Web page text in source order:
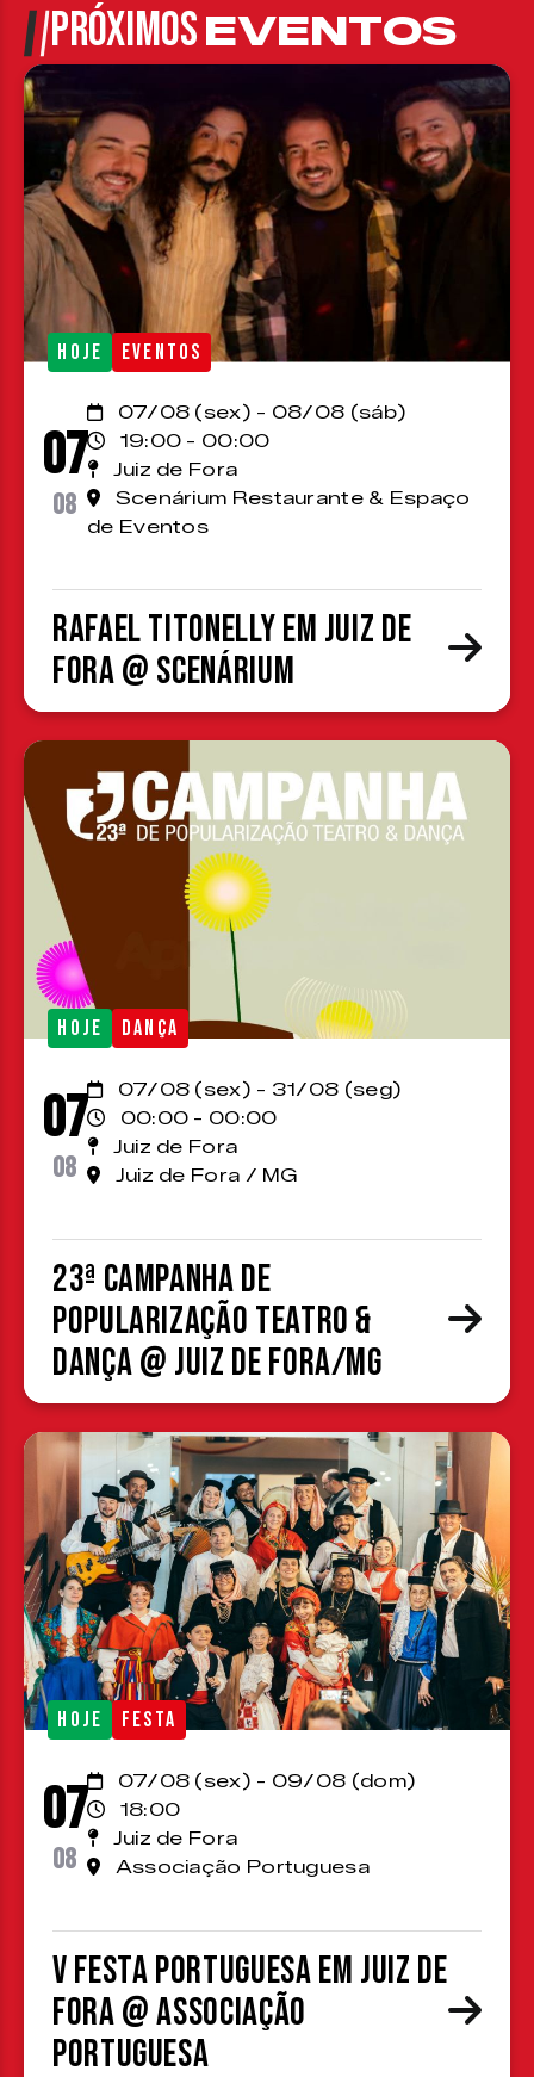
PRÓXIMOSEVENTOS
HOJE EVENTOS
07
08
07/08 (sex) - 08/08 (sáb)
19:00 - 00:00
Juiz de Fora
Scenárium Restaurante & Espaço
de Eventos
Rafael Titonelly em Juiz de
Fora @ Scenárium
HOJE DANÇA
07
08
07/08 (sex) - 31/08 (seg)
00:00 - 00:00
Juiz de Fora
Juiz de Fora / MG
23ª Campanha de
Popularização Teatro &
Dança @ Juiz de Fora/MG
HOJE FESTA
07
08
07/08 (sex) - 09/08 (dom)
18:00
Juiz de Fora
Associação Portuguesa
V Festa Portuguesa em Juiz de
Fora @ Associação
Portuguesa